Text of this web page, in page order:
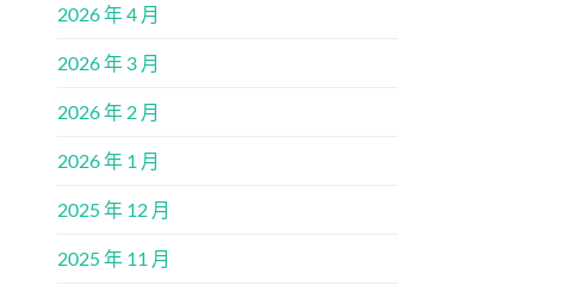
2026 年 4 月
2026 年 3 月
2026 年 2 月
2026 年 1 月
2025 年 12 月
2025 年 11 月